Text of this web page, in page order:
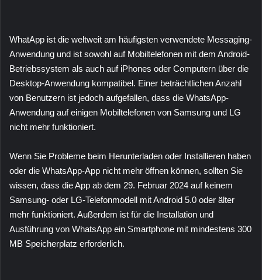
WhatApp ist die weltweit am häufigsten verwendete Messaging-
Anwendung und ist sowohl auf Mobiltelefonen mit dem Android-
Betriebssystem als auch auf iPhones oder Computern über die
Desktop-Anwendung kompatibel. Einer beträchtlichen Anzahl
von Benutzern ist jedoch aufgefallen, dass die WhatsApp-
Anwendung auf einigen Mobiltelefonen von Samsung und LG
nicht mehr funktioniert.
Wenn Sie Probleme beim Herunterladen oder Installieren haben
oder die WhatsApp-App nicht mehr öffnen können, sollten Sie
wissen, dass die App ab dem 29. Februar 2024 auf keinem
Samsung- oder LG-Telefonmodell mit Android 5.0 oder älter
mehr funktioniert. Außerdem ist für die Installation und
Ausführung von WhatsApp ein Smartphone mit mindestens 300
MB Speicherplatz erforderlich.